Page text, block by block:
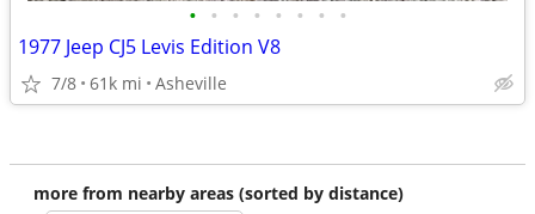
• • • • • • • •
1977 Jeep CJ5 Levis Edition V8
7/8 61k mi Asheville
more from nearby areas (sorted by distance)